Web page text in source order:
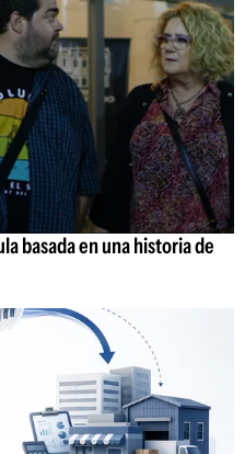
basada en una historia de